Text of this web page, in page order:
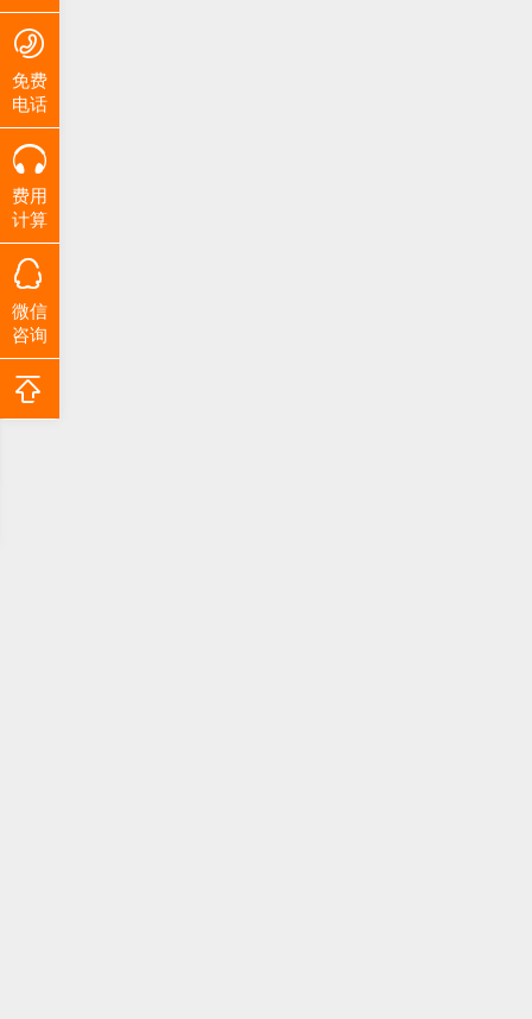
免费
电话
费用
计算
微信
咨询